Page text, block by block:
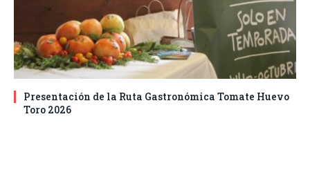
Presentación de la Ruta Gastronómica Tomate Huevo
Toro 2026